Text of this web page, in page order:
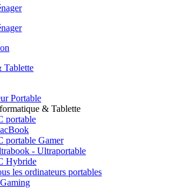
Tablette
Portable
& Tablette
portable
portable Gamer
- Ultraportable
Hybride
les ordinateurs portables